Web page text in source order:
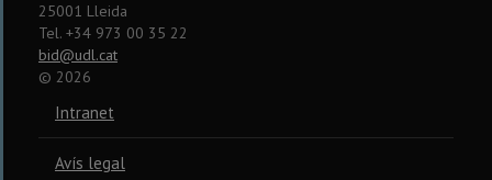
25001 Lleida
Tel. +34 973 00 35 22
bid@udl.cat
© 2026
Intranet
Avís legal